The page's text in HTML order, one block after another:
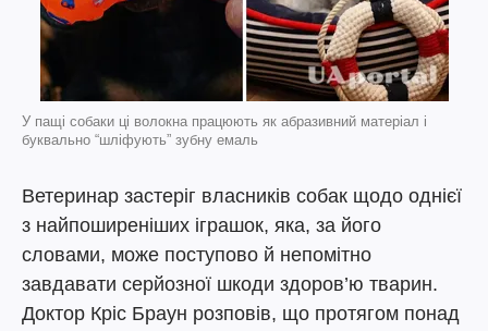
У пащі собаки ці волокна працюють як абразивний матеріал і
буквально “шліфують” зубну емаль
Ветеринар застеріг власників собак щодо однієї
з найпоширеніших іграшок, яка, за його
словами, може поступово й непомітно
завдавати серйозної шкоди здоров’ю тварин.
Доктор Кріс Браун розповів, що протягом понад